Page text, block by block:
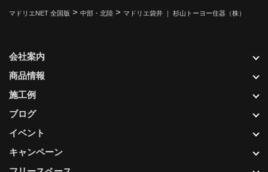
マドリエNET 全国版 > 中部・北陸 > マドリエ袋井 ｜ 杉山トーヨー住器（株）
会社案内
商品情報
施工例
ブログ
イベント
キャンペーン